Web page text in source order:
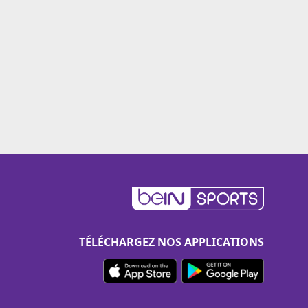
TÉLÉCHARGEZ NOS APPLICATIONS